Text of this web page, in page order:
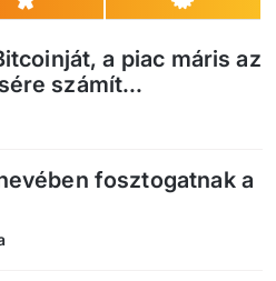
a piac máris az
számít...
fosztogatnak a